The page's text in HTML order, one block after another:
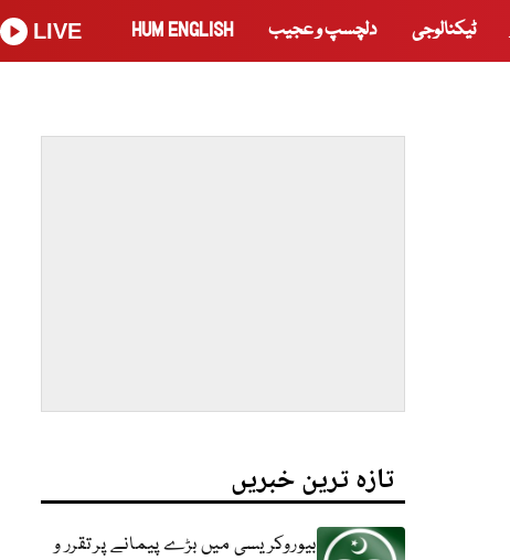
ٹیکنالوجی دلچسپ و عجیب HUM ENGLISH
LIVE
تازہ ترین خبریں
بیوروکریسی میں بڑے پیمانے پر تقرر و